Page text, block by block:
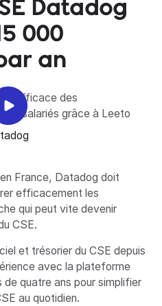
Datadog
000
an
France, Datadog doit
efficacement les
qui peut vite devenir
CSE.
et trésorier du CSE depuis
avec la plateforme
quatre ans pour simplifier
au quotidien.